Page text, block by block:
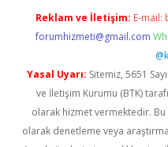
Reklam ve İletişim: E-mail:
forumhizmeti@gmail.com
Yasal Uyarı: Sitemiz, 5651
ve İletişim Kurumu (BTK)
olarak hizmet vermektedir.
olarak denetleme veya